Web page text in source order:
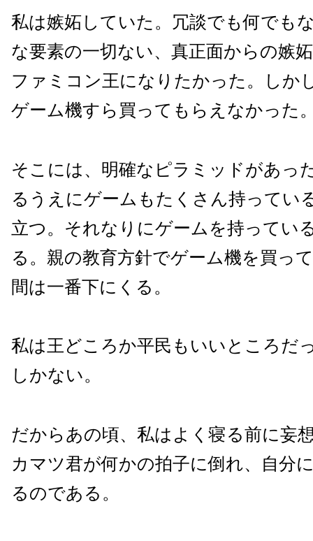
私は嫉妬していた。冗談でも何でも
な要素の一切ない、真正面からの嫉
ファミコン王になりたかった。しか
ゲーム機すら買ってもらえなかった
そこには、明確なピラミッドがあっ
るうえにゲームもたくさん持ってい
立つ。それなりにゲームを持ってい
る。親の教育方針でゲーム機を買っ
間は一番下にくる。
私は王どころか平民もいいところだ
しかない。
だからあの頃、私はよく寝る前に妄
カマツ君が何かの拍子に倒れ、自分
るのである。